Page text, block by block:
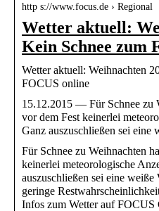
http s://www.focus.de › Regional
Wetter aktuell:
Kein Schnee zum
Wetter aktuell: Weihnachten
FOCUS online
15.12.2015 — Für Schnee zu
vor dem Fest keinerlei
Ganz auszuschließen sei
Für Schnee zu Weihnachten
keinerlei meteorologische
auszuschließen sei eine
geringe
Infos zum Wetter auf FOCUS